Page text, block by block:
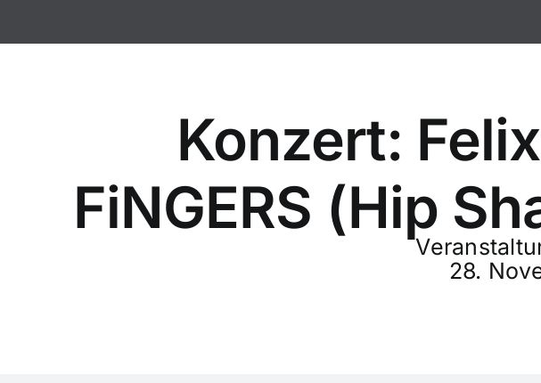
Konzert:
FiNGERS (Hip
28.